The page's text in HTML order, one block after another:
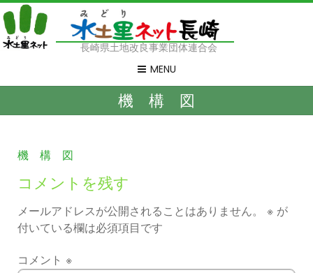
長崎県土地改良事業団体連合会
MENU
機 構 図
機 構 図
コメントを残す
メールアドレスが公開されることはありません。 ※ が
付いている欄は必須項目です
コメント ※